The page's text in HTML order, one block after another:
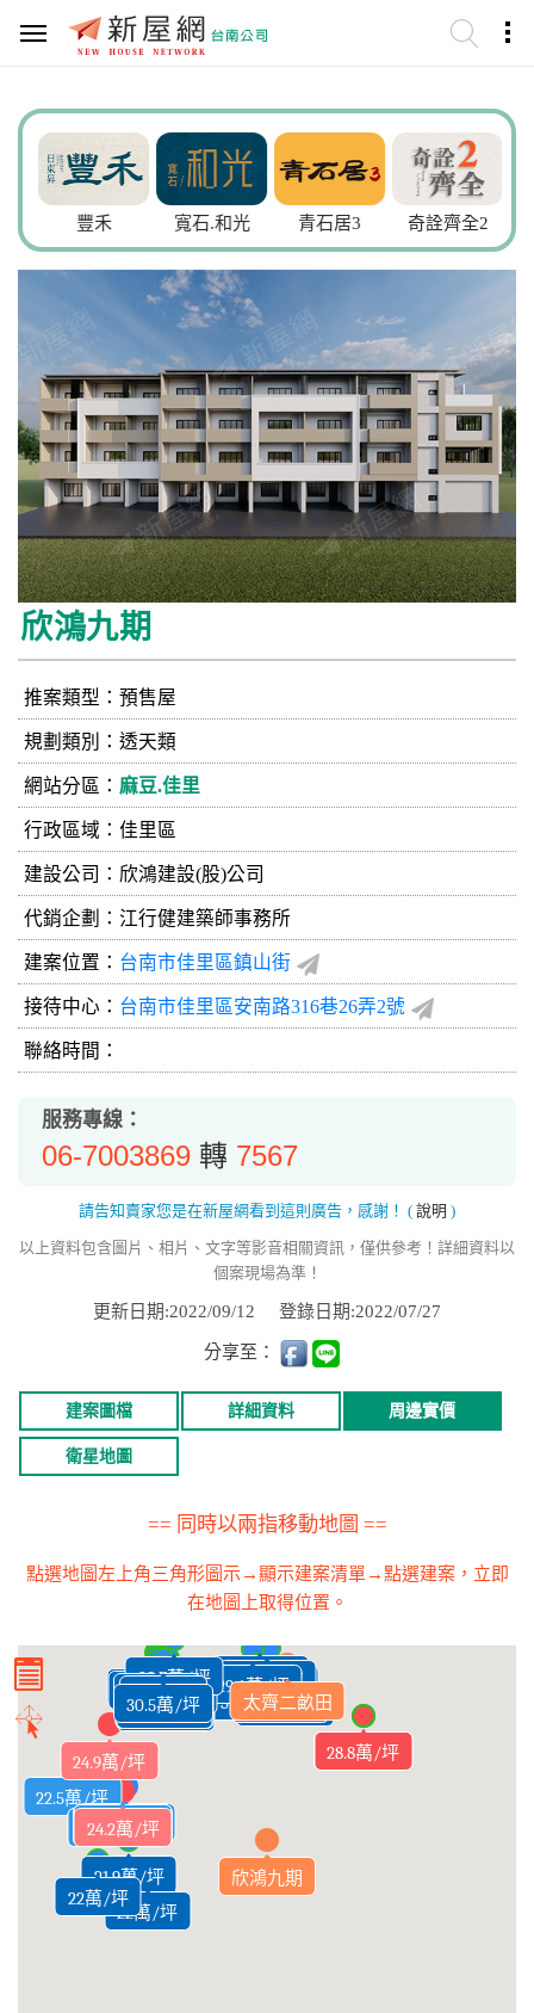
豐禾 寬石.和光 青石居3 奇詮齊全2
欣鴻九期
推案類型：預售屋
規劃類別：透天類
網站分區： 麻豆.佳里
行政區域：佳里區
建設公司： 欣鴻建設(股)公司
代銷企劃：江行健建築師事務所
建案位置： 台南市佳里區鎮山街
接待中心： 台南市佳里區安南路316巷26弄2號
聯絡時間：
服務專線：
06-7003869 轉 7567
請告知賣家您是在新屋網看到這則廣告，感謝！ ( 說明 )
以上資料包含圖片、相片、文字等影音相關資訊，僅供參考！詳細資料以
個案現場為準！
更新日期:2022/09/12 登錄日期:2022/07/27
分享至：
建案圖檔 詳細資料 周邊實價
衛星地圖
== 同時以兩指移動地圖 ==
點選地圖左上角三角形圖示→顯示建案清單→點選建案，立即
在地圖上取得位置。
35.7萬/坪
30.4萬/坪
28.8萬/坪
29.9萬/坪
32.8萬/坪
欣鴻九期
29.8萬/坪
33.8萬/坪
29.3萬/坪
27.7萬/坪
29.4萬/坪
28.4萬/坪
29.4萬/坪
22.9萬/坪
26.6萬/坪
29.6萬/坪
25.9萬/坪
30萬/坪
25.7萬/坪
28.7萬/坪
30萬/坪
32.1萬/坪
30萬/坪
30.5萬/坪
26.2萬/坪
21.9萬/坪
22.5萬/坪
22萬/坪
24.5萬/坪
22萬/坪
20.1萬/坪
20.1萬/坪
23.7萬/坪
24.5萬/坪
24.4萬/坪
24.6萬/坪
24.4萬/坪
24.7萬/坪
24.6萬/坪
24.9萬/坪
24.6萬/坪
24.8萬/坪
23.9萬/坪
24.2萬/坪
太齊二畝田